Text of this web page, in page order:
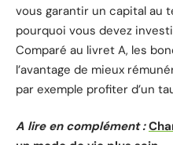
vous garantir un capital au
pourquoi vous devez
Comparé au livret A, les
l’avantage de mieux
par exemple profiter d’un
A lire en complément :